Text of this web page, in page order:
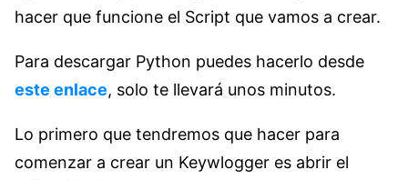
hacer que funcione el Script que vamos a crear.
Para descargar Python puedes hacerlo desde
este enlace, solo te llevará unos minutos.
Lo primero que tendremos que hacer para
comenzar a crear un Keywlogger es abrir el